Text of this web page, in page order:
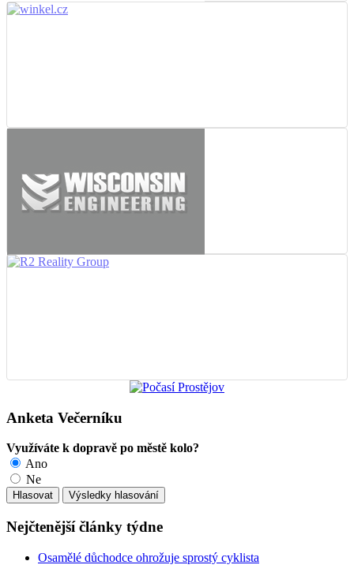
Anketa Večerníku
Využíváte k dopravě po městě kolo?
Ano
Ne
Nejčtenější články týdne
Osamělé důchodce ohrožuje sprostý cyklista